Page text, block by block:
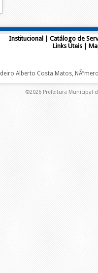
Institucional
Catálogo de
Links Úteis
Alberto Costa Matos,
©2026 Prefeitura Municipal